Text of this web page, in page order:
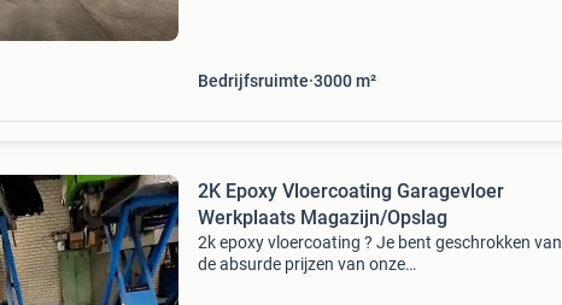
Bedrijfsruimte 3000m²
2K Epoxy Vloercoating Garagevloer
Werkplaats Magazijn/Opslag
2k epoxy vloercoating ? Je bent geschrokken van
de absurde prijzen van onze